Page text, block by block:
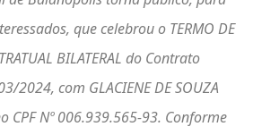
que celebrou o TERMO DE
BILATERAL do Contrato
2024, com GLACIENE DE SOUZA
CPF Nº 006.939.565-93. Conforme